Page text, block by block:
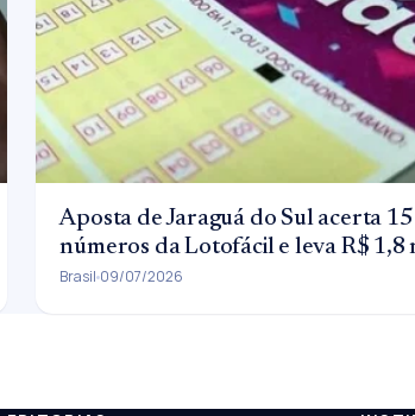
Aposta de Jaraguá do Sul acerta 15
números da Lotofácil e leva R$ 1,8
Brasil 09/07/2026